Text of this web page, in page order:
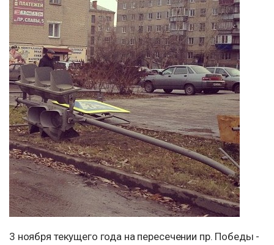
3 ноября текущего года на пересечении пр. Победы -